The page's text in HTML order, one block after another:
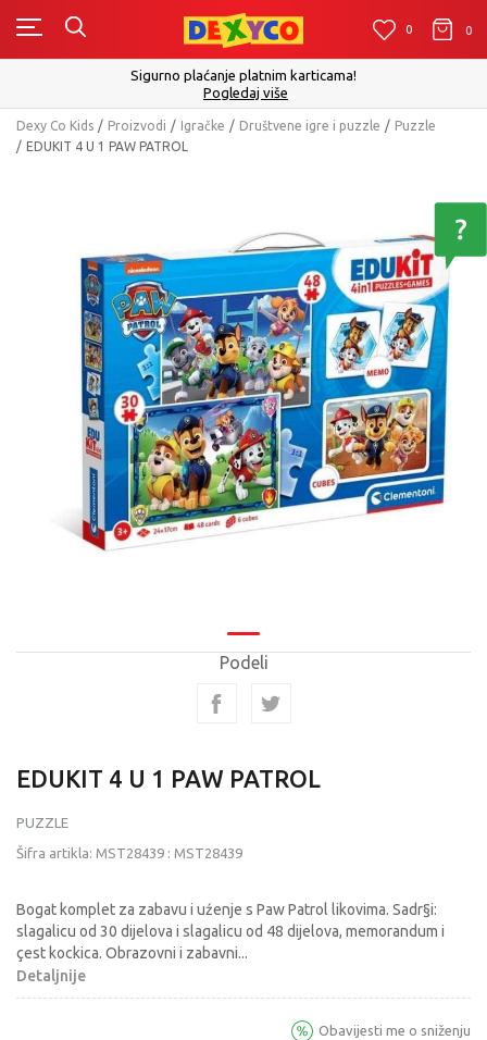
0 0
Sigurno plaćanje platnim karticama!
Pogledaj više
Dexy Co Kids Proizvodi Igračke Društvene igre i puzzle
Puzzle
EDUKIT 4 U 1 PAW PATROL
Podeli
EDUKIT 4 U 1 PAW PATROL
PUZZLE
Šifra artikla: MST28439 : MST28439
Bogat komplet za zabavu i uźenje s Paw Patrol likovima. Sadr§i:
slagalicu od 30 dijelova i slagalicu od 48 dijelova, memorandum i
çest kockica. Obrazovni i zabavni...
Detaljnije
Obavijesti me o sniženju